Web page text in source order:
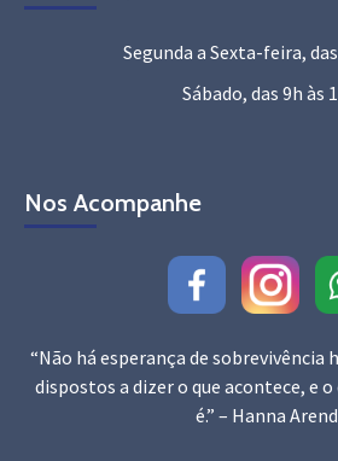
Segunda a Sexta-feira,
Sábado, das 9h às
Nos Acompanhe
“Não há esperança de sobrevivência
dispostos a dizer o que acontece, e
é.” – Hanna